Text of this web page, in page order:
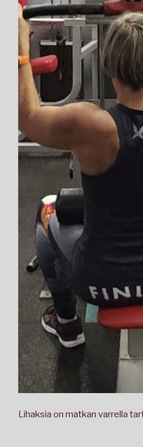
Lihaksia on matkan varrella